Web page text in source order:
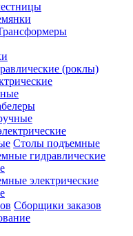
(роклы)
Столы подъемные
гидравлические
электрические
Сборщики заказов